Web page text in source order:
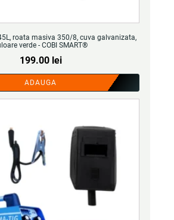
roata masiva 350/8, cuva galvanizata,
verde - COBI SMART®
199.00 lei
ADAUGA